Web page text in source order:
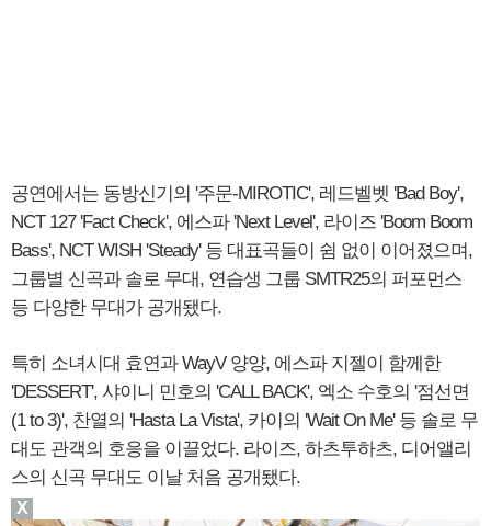
공연에서는 동방신기의 '주문-MIROTIC', 레드벨벳 'Bad Boy',
NCT 127 'Fact Check', 에스파 'Next Level', 라이즈 'Boom Boom
Bass', NCT WISH 'Steady' 등 대표곡들이 쉼 없이 이어졌으며,
그룹별 신곡과 솔로 무대, 연습생 그룹 SMTR25의 퍼포먼스
등 다양한 무대가 공개됐다.
특히 소녀시대 효연과 WayV 양양, 에스파 지젤이 함께한
'DESSERT', 샤이니 민호의 'CALL BACK', 엑소 수호의 '점선면
(1 to 3)', 찬열의 'Hasta La Vista', 카이의 'Wait On Me' 등 솔로 무
대도 관객의 호응을 이끌었다. 라이즈, 하츠투하츠, 디어앨리
스의 신곡 무대도 이날 처음 공개됐다.
X